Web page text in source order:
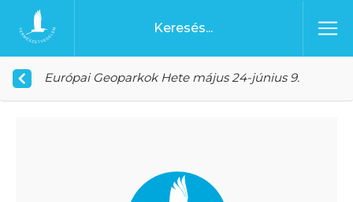
Ugrás a tartalomhoz
Főoldal
Európai Geoparkok Hete május 24-június 9.